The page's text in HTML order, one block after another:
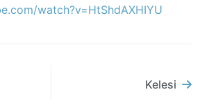
watch?v=HtShdAXHIYU
Kelesi